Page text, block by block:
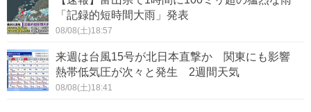
「記録的短時間大雨」発表
08/08(土)18:57
来週は台風15号が北日本直撃か 関東にも影響
熱帯低気圧が次々と発生 2週間天気
08/08(土)18:41